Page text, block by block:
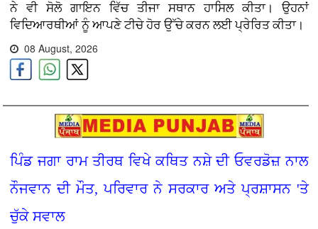
ਨੇ ਵੀ ਸੋਲੋ ਗਾਇਨ ਵਿੱਚ ਤੀਜਾ ਸਥਾਨ ਹਾਸਿਲ ਕੀਤਾ। ਉਹਨਾਂ
ਵਿਦਿਆਰਥੀਆਂ ਨੂੰ ਆਪਣੇ ਟੀਚੇ ਹੋਰ ਉੱਚੇ ਕਰਨ ਲਈ ਪ੍ਰੇਰਿਤ ਕੀਤਾ।
08 August, 2026
ਪਿੰਡ ਜਗਾ ਰਾਮ ਤੀਰਥ ਵਿਖੇ ਕਥਿਤ ਨਸ਼ੇ ਦੀ ਓਵਰਡੋਜ਼ ਨਾਲ
ਨੌਜਵਾਨ ਦੀ ਮੌਤ, ਪਰਿਵਾਰ ਨੇ ਸਰਕਾਰ ਅਤੇ ਪ੍ਰਸ਼ਾਸਨ 'ਤੇ
ਚੁੱਕੇ ਸਵਾਲ